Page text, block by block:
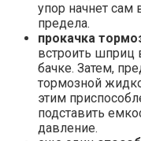
упор начнет сам
предела.
прокачка
встроить шприц
бачке. Затем,
тормозной
этим
подставить
давление.